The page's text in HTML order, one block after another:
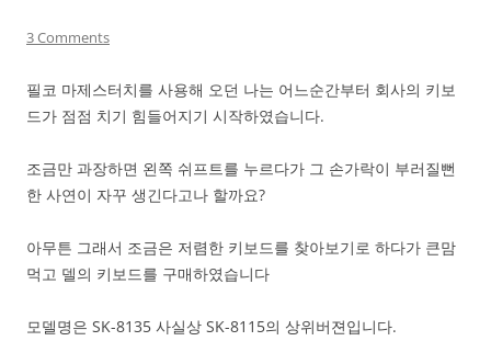
3 Comments
필코 마제스터치를 사용해 오던 나는 어느순간부터 회사의 키보
드가 점점 치기 힘들어지기 시작하였습니다.
조금만 과장하면 왼쪽 쉬프트를 누르다가 그 손가락이 부러질뻔
한 사연이 자꾸 생긴다고나 할까요?
아무튼 그래서 조금은 저렴한 키보드를 찾아보기로 하다가 큰맘
먹고 델의 키보드를 구매하였습니다
모델명은 SK-8135 사실상 SK-8115의 상위버젼입니다.